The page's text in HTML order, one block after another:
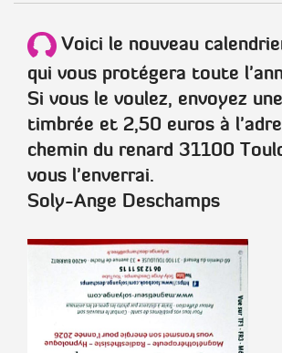
Voici le nouveau
qui vous protégera toute
Si vous le voulez, envoyez
timbrée et 2,50 euros à
chemin du renard 31100
vous l'enverrai.
Soly-Ange Deschamps